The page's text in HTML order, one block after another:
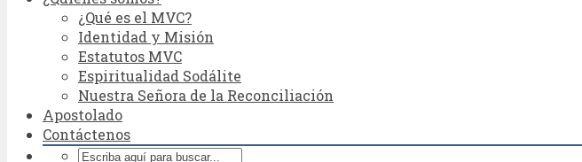
¿Qué es el MVC?
Identidad y Misión
Estatutos MVC
Espiritualidad Sodálite
Nuestra Señora de la Reconciliación
Apostolado
Contáctenos